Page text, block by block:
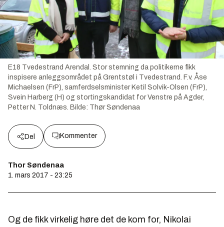
E18 Tvedestrand Arendal. Stor stemning da politikerne fikk
inspisere anleggsområdet på Grentstøl i Tvedestrand. F.v. Åse
Michaelsen (FrP), samferdselsminister Ketil Solvik-Olsen (FrP),
Svein Harberg (H) og stortingskandidat for Venstre på Agder,
Petter N. Toldnæs. Bilde: Thør Søndenaa
Del Kommenter
Thor Søndenaa
1. mars 2017 - 23:25
Og de fikk virkelig høre det de kom for, Nikolai